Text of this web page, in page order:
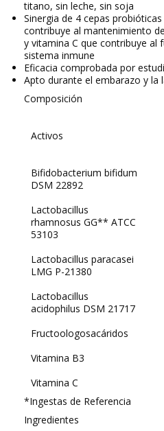
titano, sin leche, sin soja
Sinergia de 4 cepas
contribuye al mantenimiento
y vitamina C que contribuye al
sistema inmune
Eficacia comprobada por
Apto durante el embarazo y la
Composición
Activos
Bifidobacterium bifidum
DSM 22892
Lactobacillus
rhamnosus GG** ATCC
53103
Lactobacillus paracasei
LMG P-21380
Lactobacillus
acidophilus DSM 21717
Fructoologosacáridos
Vitamina B3
Vitamina C
*Ingestas de Referencia
Ingredientes